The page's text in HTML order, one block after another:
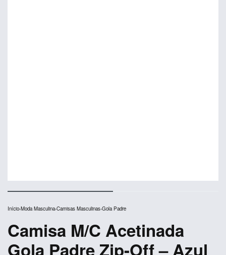
Início›Moda Masculina›Camisas Masculinas›Gola Padre
Camisa M/C Acetinada
Gola Padre Zip-Off – Azul